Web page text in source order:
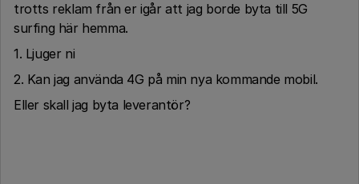
trotts reklam från er igår att jag borde byta till 5G
surfing här hemma.
1. Ljuger ni
2. Kan jag använda 4G på min nya kommande mobil.
Eller skall jag byta leverantör?